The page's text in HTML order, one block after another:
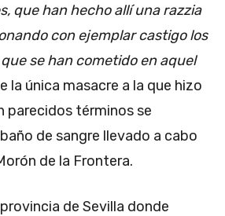
que han hecho allí una razzia
con ejemplar castigo los
se han cometido en aquel
la única masacre a la que hizo
parecidos términos se
de sangre llevado a cabo
de la Frontera.
de Sevilla donde